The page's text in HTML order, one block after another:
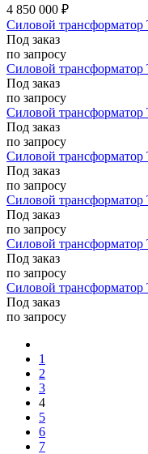
4 850 000 ₽
Силовой
Под заказ
по запросу
Силовой
Под заказ
по запросу
Силовой
Под заказ
по запросу
Силовой
Под заказ
по запросу
Силовой
Под заказ
по запросу
Силовой
Под заказ
по запросу
Силовой
Под заказ
по запросу
1
2
3
4
5
6
7